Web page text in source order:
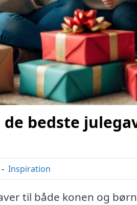
bedste
- Inspiration
til både konen og